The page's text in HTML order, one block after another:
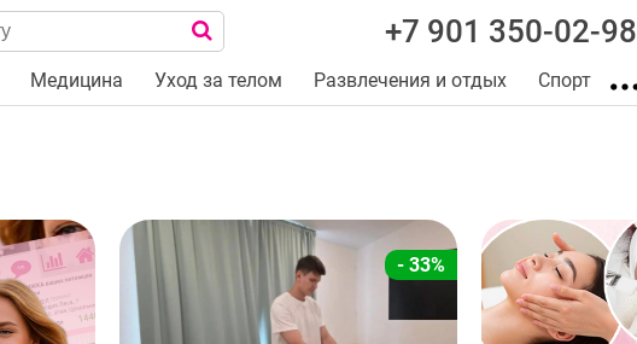
+7 901 350-02-98
Медицина Уход за телом Развлечения и отдых Спорт
- 33%